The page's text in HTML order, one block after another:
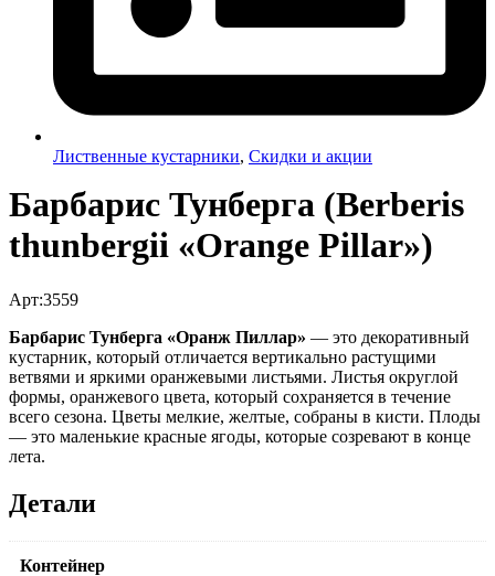
Лиственные кустарники, Скидки и акции
Барбарис Тунберга (Berberis
thunbergii «Orange Pillar»)
Арт:3559
Барбарис Тунберга «Оранж Пиллар» — это декоративный
кустарник, который отличается вертикально растущими
ветвями и яркими оранжевыми листьями. Листья округлой
формы, оранжевого цвета, который сохраняется в течение
всего сезона. Цветы мелкие, желтые, собраны в кисти. Плоды
— это маленькие красные ягоды, которые созревают в конце
лета.
Детали
Контейнер